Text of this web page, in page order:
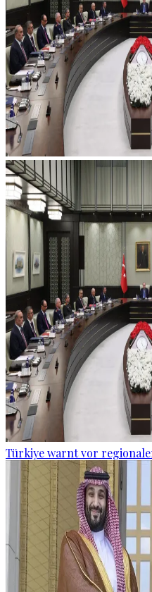
Türkiye warnt vor